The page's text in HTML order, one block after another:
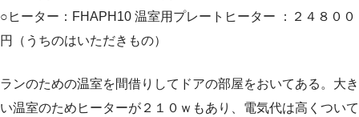
○ヒーター：FHAPH10 温室用プレートヒーター ：２４８００
円（うちのはいただきもの）
ランのための温室を間借りしてドアの部屋をおいてある。大き
い温室のためヒーターが２１０ｗもあり、電気代は高くついて